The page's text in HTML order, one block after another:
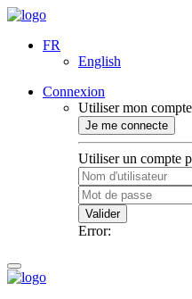
FR
English
Connexion
Utiliser mon
Je me connecte
Utiliser un compte
Valider
Error: